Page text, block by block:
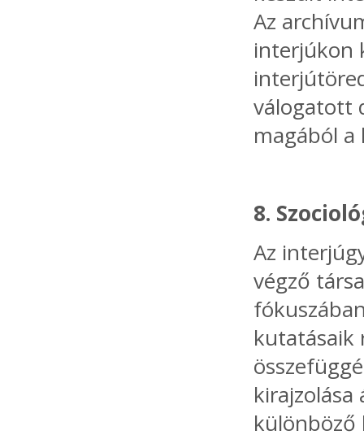
Az
interjúkon
válogatott
magából
8.
Az
végző
kutatásaik
különböző